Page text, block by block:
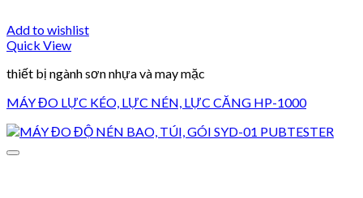
Add to wishlist
Quick View
thiết bị ngành sơn nhựa và may mặc
MÁY ĐO LỰC KÉO, LỰC NÉN, LỰC CĂNG HP-1000